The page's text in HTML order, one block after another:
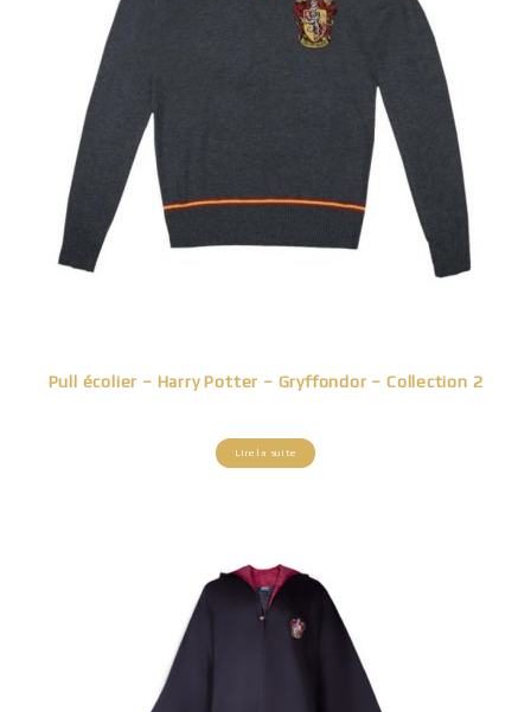
Pull écolier – Harry Potter – Gryffondor – Collection 2
Lire la suite